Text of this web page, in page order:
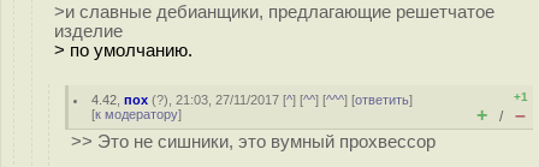
>и славные дебианщики, предлагающие решетчатое
изделие
> по умолчанию.
4.42 ,пох (?), 21:03, 27/11/2017 [^] [^^] [^^^] [ответить]
[к модератору]
+1
+ / –
>> Это не сишники, это вумный прохвессор